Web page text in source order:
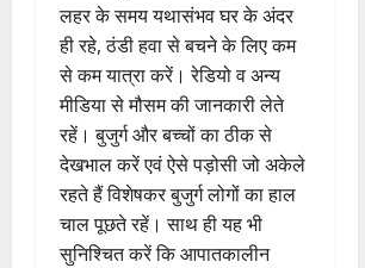
लहर के समय यथासंभव घर के अंदर
ही रहे, ठंडी हवा से बचने के लिए कम
से कम यात्रा करें। रेडियो व अन्य
मीडिया से मौसम की जानकारी लेते
रहें। बुजुर्ग और बच्चों का ठीक से
देखभाल करें एवं ऐसे पड़ोसी जो अकेले
रहते हैं विशेषकर बुजुर्ग लोगों का हाल
चाल पूछते रहें। साथ ही यह भी
सुनिश्चित करें कि आपातकालीन